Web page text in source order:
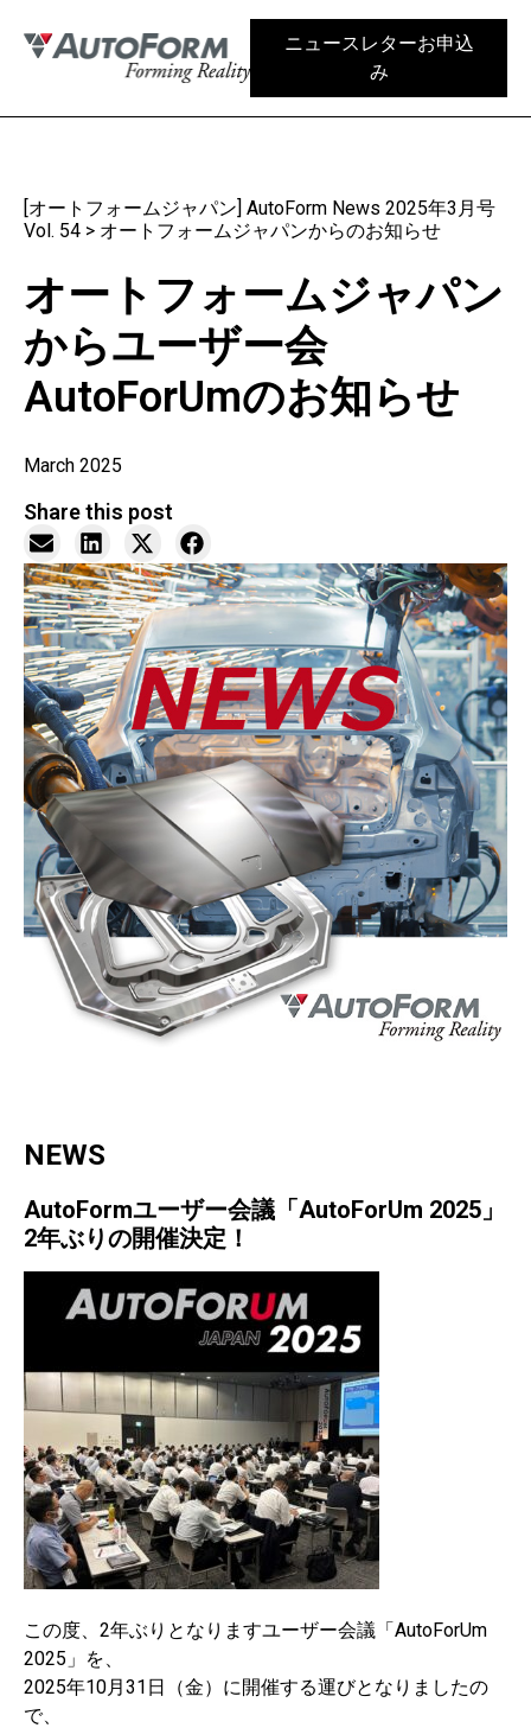
ニュースレターお申込
み
[オートフォームジャパン] AutoForm News 2025年3月号
Vol. 54 > オートフォームジャパンからのお知らせ
オートフォームジャパン
からユーザー会
AutoForUmのお知らせ
March 2025
Share this post
NEWS
AutoFormユーザー会議「AutoForUm 2025」
2年ぶりの開催決定！
この度、2年ぶりとなりますユーザー会議「AutoForUm
2025」を、
2025年10月31日（金）に開催する運びとなりましたの
で、